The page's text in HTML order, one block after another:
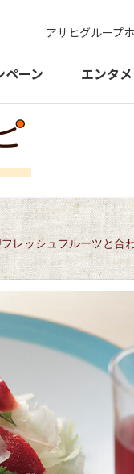
アサヒグループ
ペーン エンタ
レッシュフルーツと合